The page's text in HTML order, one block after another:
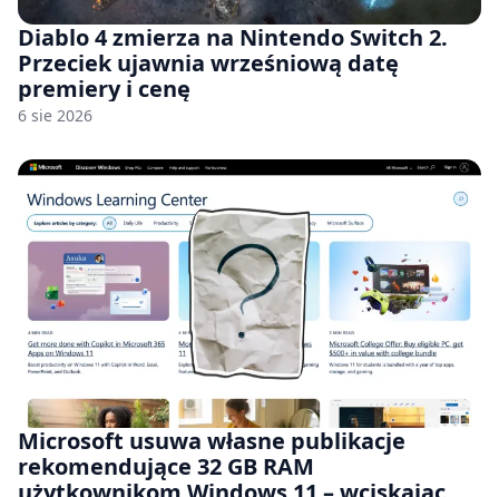
Diablo 4 zmierza na Nintendo Switch 2.
Przeciek ujawnia wrześniową datę
premiery i cenę
6 sie 2026
Microsoft usuwa własne publikacje
rekomendujące 32 GB RAM